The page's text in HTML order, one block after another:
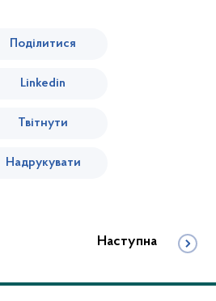
Поділитися
Linkedin
Твітнути
Надрукувати
Наступна